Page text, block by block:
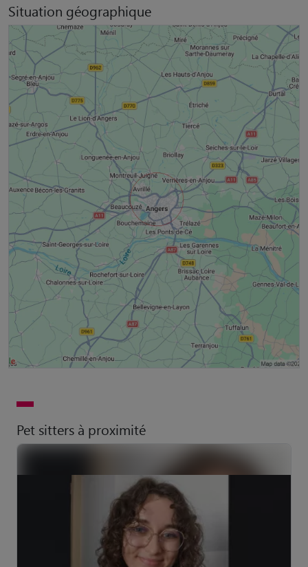
Situation géographique
Pet sitters à proximité